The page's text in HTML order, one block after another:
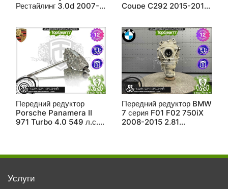
Рестайлинг 3,0d 2007-
Coupe C292 2015-2019
Передний редуктор
Porsche Panamera II
971 Turbo 4.0 549 л.с.
Передний редуктор BMW
7 серия F01 F02 750iX
2008-2015 2,81
Услуги